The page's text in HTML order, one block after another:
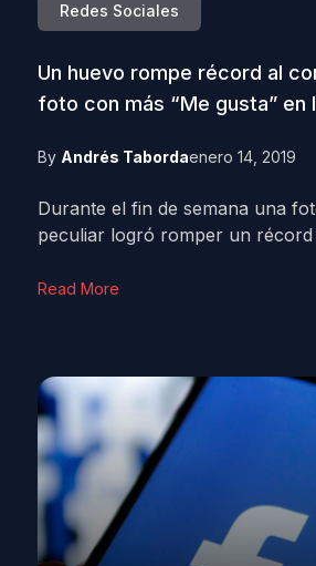
Redes Sociales
Un huevo rompe récord al
foto con más “Me gusta” en
By Andrés Tabordaenero 14, 2019
Durante el fin de semana una
peculiar logró romper un récord
Read More